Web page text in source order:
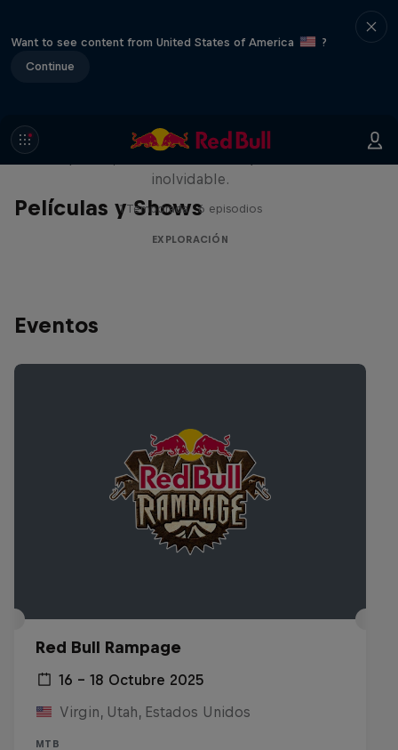
Want to see content from United States of America
?
Continue
Películas y Shows
Rob Warner’s Wild Rides
inolvidable.
1 Temporada · 6 episodios
EXPLORACIÓN
Eventos
Red Bull Rampage
16 – 18 Octubre 2025
Virgin, Utah, Estados Unidos
MTB